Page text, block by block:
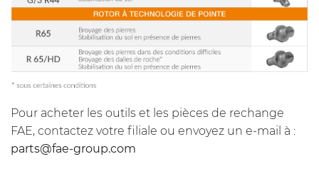
Pour acheter les outils et les pièces de rechange
FAE, contactez votre filiale ou envoyez un e-mail à :
parts@fae-group.com